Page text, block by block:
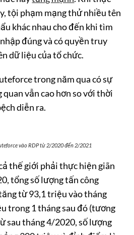
tội phạm mạng thử nhiều tên
khác nhau cho đến khi tìm
đúng và có quyền truy
dữ liệu của tổ chức.
trong năm qua có sự
vẫn cao hơn so với thời
diễn ra.
vào RDP từ 2/2020 đến 2/2021
thế giới phải thực hiện giãn
tổng số lượng tấn công
từ 93,1 triệu vào tháng
trong 1 tháng sau đó (tương
sau tháng 4/2020, số lượng